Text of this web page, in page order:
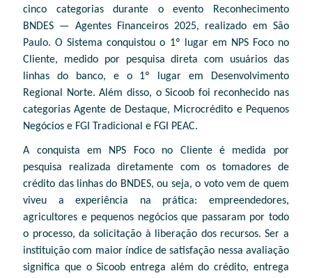
cinco categorias durante o evento Reconhecimento
BNDES — Agentes Financeiros 2025, realizado em São
Paulo. O Sistema conquistou o 1º lugar em NPS Foco no
Cliente, medido por pesquisa direta com usuários das
linhas do banco, e o 1º lugar em Desenvolvimento
Regional Norte. Além disso, o Sicoob foi reconhecido nas
categorias Agente de Destaque, Microcrédito e Pequenos
Negócios e FGI Tradicional e FGI PEAC.
A conquista em NPS Foco no Cliente é medida por
pesquisa realizada diretamente com os tomadores de
crédito das linhas do BNDES, ou seja, o voto vem de quem
viveu a experiência na prática: empreendedores,
agricultores e pequenos negócios que passaram por todo
o processo, da solicitação à liberação dos recursos. Ser a
instituição com maior índice de satisfação nessa avaliação
significa que o Sicoob entrega além do crédito, entrega